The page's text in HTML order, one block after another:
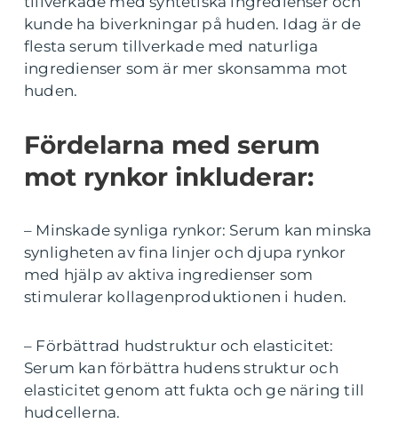
kunde ha biverkningar på huden. Idag är de
flesta serum tillverkade med naturliga
ingredienser som är mer skonsamma mot
huden.
Fördelarna med serum
mot rynkor inkluderar:
– Minskade synliga rynkor: Serum kan minska
synligheten av fina linjer och djupa rynkor
med hjälp av aktiva ingredienser som
stimulerar kollagenproduktionen i huden.
– Förbättrad hudstruktur och elasticitet:
Serum kan förbättra hudens struktur och
elasticitet genom att fukta och ge näring till
hudcellerna.